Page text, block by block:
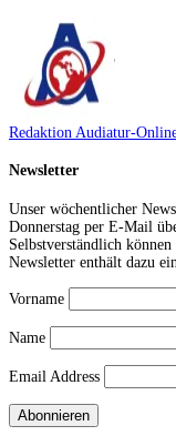
Redaktion Audiatur-
Newsletter
Unser wöchentlicher
Donnerstag per E-Mail
Selbstverständlich
Newsletter enthält dazu
Vorname
Name
Email Address